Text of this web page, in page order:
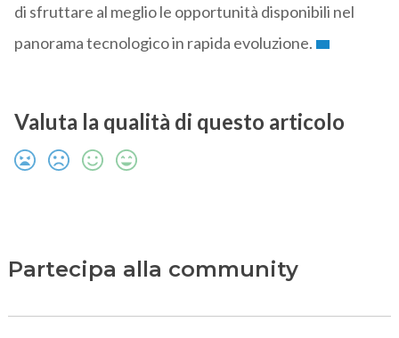
di sfruttare al meglio le opportunità disponibili nel
panorama tecnologico in rapida evoluzione.
Valuta la qualità di questo articolo
Partecipa alla community